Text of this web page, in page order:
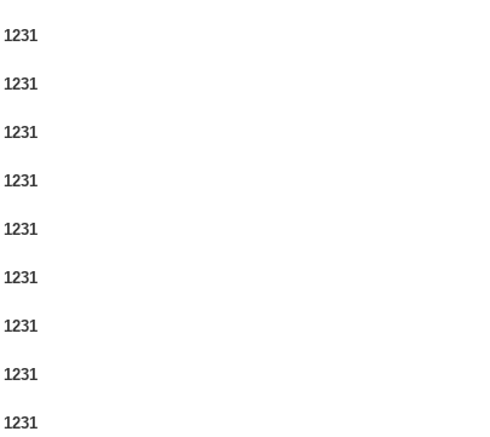
1231
1231
1231
1231
1231
1231
1231
1231
1231